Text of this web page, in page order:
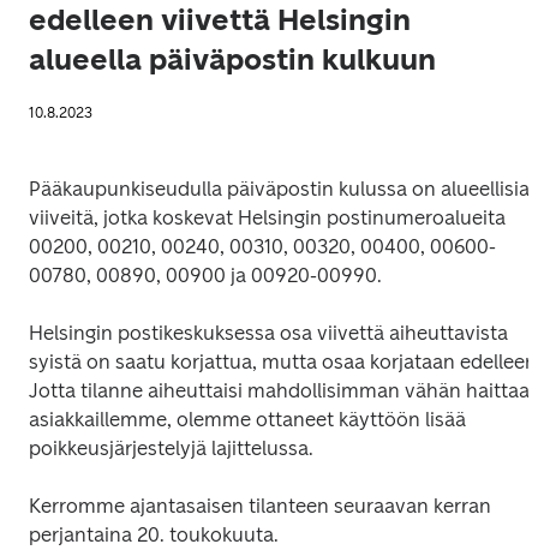
edelleen viivettä Helsingin
alueella päiväpostin kulkuun
10.8.2023
Pääkaupunkiseudulla päiväpostin kulussa on alueellisia
viiveitä, jotka koskevat Helsingin postinumeroalueita
00200, 00210, 00240, 00310, 00320, 00400, 00600-
00780, 00890, 00900 ja 00920-00990.
Helsingin postikeskuksessa osa viivettä aiheuttavista
syistä on saatu korjattua, mutta osaa korjataan
Jotta tilanne aiheuttaisi mahdollisimman vähän haittaa
asiakkaillemme, olemme ottaneet käyttöön lisää
poikkeusjärjestelyjä lajittelussa.
Kerromme ajantasaisen tilanteen seuraavan kerran
perjantaina 20. toukokuuta.